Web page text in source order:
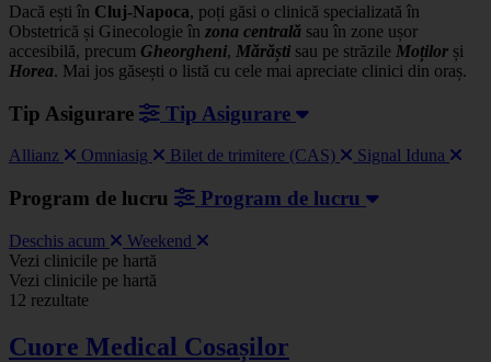
Dacă ești în Cluj-Napoca, poți găsi o clinică specializată în
Obstetrică și Ginecologie în zona centrală sau în zone ușor
accesibilă, precum Gheorgheni, Mărăști sau pe străzile Moților și
Horea. Mai jos găsești o listă cu cele mai apreciate clinici din oraș.
Tip Asigurare Tip Asigurare
Allianz Omniasig Bilet de trimitere (CAS) Signal Iduna
Program de lucru Program de lucru
Deschis acum Weekend
+
−
Vezi clinicile pe hartă
Vezi clinicile pe hartă
12 rezultate
Cuore Medical Cosașilor